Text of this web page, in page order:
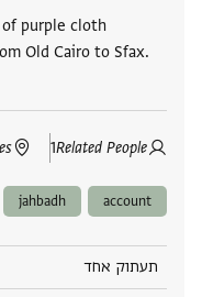
purple cloth
Old Cairo to Sfax.
Related People
1
account
jahbadh
תעתוק אחד